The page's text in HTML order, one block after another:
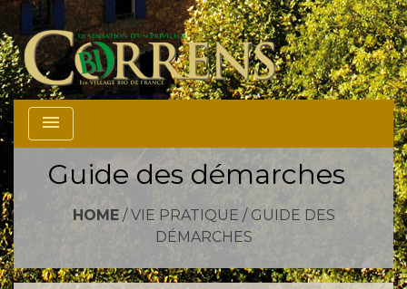
menu
Guide des démarches
HOME/ VIE PRATIQUE / GUIDE DES
DÉMARCHES